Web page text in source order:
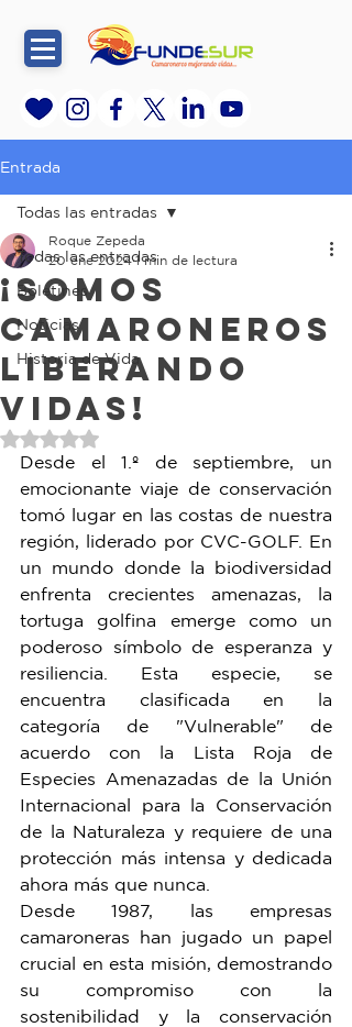
Entrada
Todas las entradas
Boletines
Noticias
Historia de Vida
Todas las entradas
¡Somos
camaroneros
liberando
vidas!
Roque Zepeda
20 ene 2024 1 min de lectura
Obtuvo NaN de 5 estrellas.
Desde el 1.º de septiembre, un
emocionante viaje de conservación
tomó lugar en las costas de nuestra
región, liderado por CVC-GOLF. En
un mundo donde la biodiversidad
enfrenta crecientes amenazas, la
tortuga golfina emerge como un
poderoso símbolo de esperanza y
resiliencia. Esta especie, se
encuentra clasificada en la
categoría de "Vulnerable" de
acuerdo con la Lista Roja de
Especies Amenazadas de la Unión
Internacional para la Conservación
de la Naturaleza y requiere de una
protección más intensa y dedicada
ahora más que nunca.
Desde 1987, las empresas
camaroneras han jugado un papel
crucial en esta misión, demostrando
su compromiso con la
sostenibilidad y la conservación